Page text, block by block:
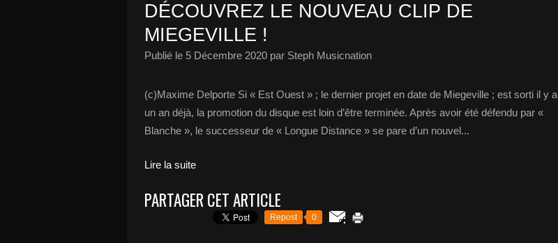
DÉCOUVREZ LE NOUVEAU CLIP DE
MIEGEVILLE !
Publié le 5 Décembre 2020 par Steph Musicnation
(c)Maxime Delporte Si « Est Ouest » ; le dernier projet en date de Miegeville ; est sorti il y a
un an déjà, la promotion du disque est loin d’être terminée. Après avoir été défendu par «
Blanche », le successeur de « Longue Distance » se pare d’un nouvel...
Lire la suite
PARTAGER CET ARTICLE
Repost 0